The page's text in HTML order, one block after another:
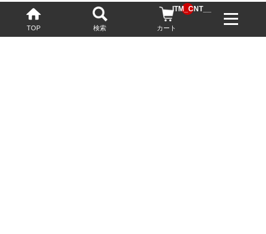
TOP 検索 カート
__ITM_CNT__